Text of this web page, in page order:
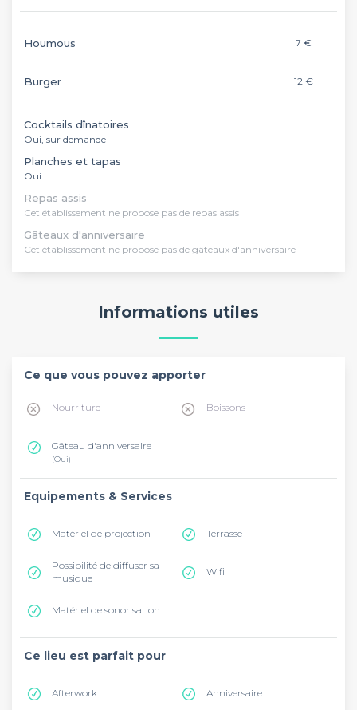
Houmous 7 €
Burger 12 €
Cocktails dînatoires
Oui, sur demande
Planches et tapas
Oui
Repas assis
Cet établissement ne propose pas de repas assis
Gâteaux d'anniversaire
Cet établissement ne propose pas de gâteaux d'anniversaire
Informations utiles
Ce que vous pouvez apporter
Nourriture Boissons
Gâteau d'anniversaire
(Oui)
Equipements & Services
Matériel de projection Terrasse
Possibilité de diffuser sa
musique
Wifi
Matériel de sonorisation
Ce lieu est parfait pour
Afterwork Anniversaire